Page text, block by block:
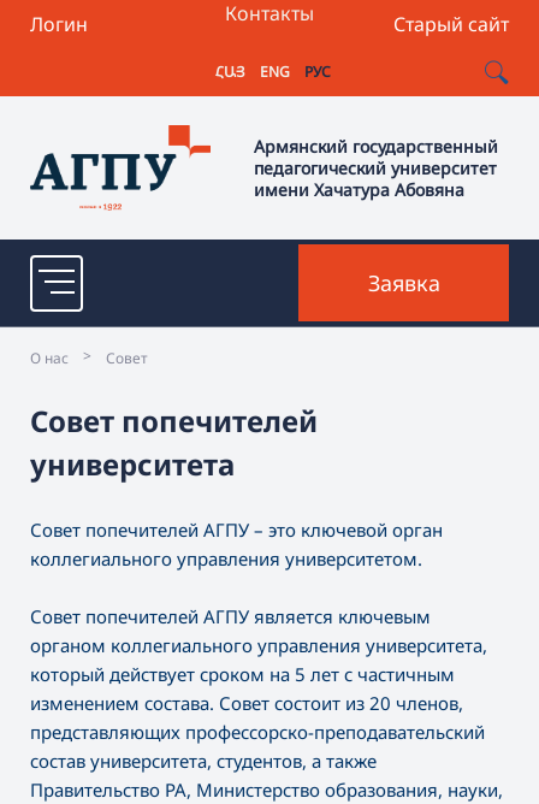
Логин Старый сайт
Контакты
ՀԱՅ ENG РУС
Армянский государственный
педагогический университет
имени Хачатура Абовяна
Заявка
О нас > Совет
Совет попечителей
университета
Совет попечителей АГПУ – это ключевой орган
коллегиального управления университетом.
Совет попечителей АГПУ является ключевым
органом коллегиального управления университета,
который действует сроком на 5 лет с частичным
изменением состава. Совет состоит из 20 членов,
представляющих профессорско-преподавательский
состав университета, студентов, а также
Правительство РА, Министерство образования, науки,